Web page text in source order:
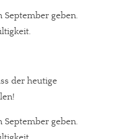
geben.
der heutige
geben.